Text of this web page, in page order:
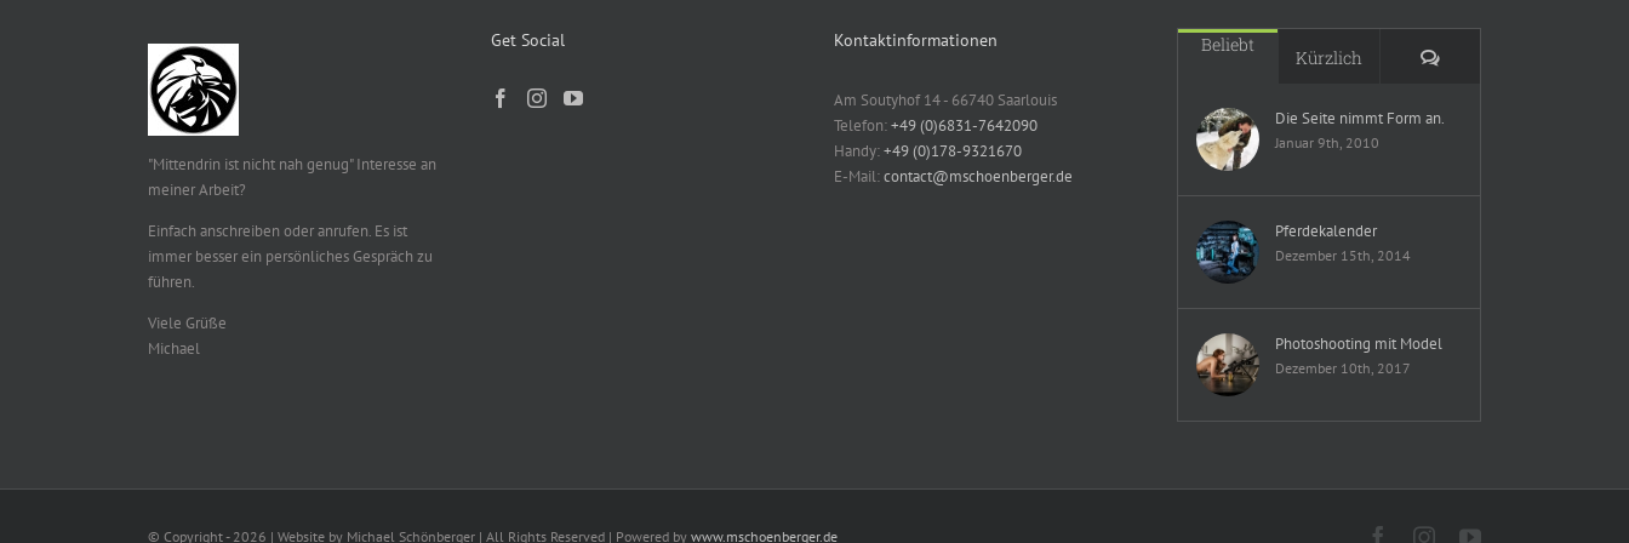
"Mittendrin ist nicht nah genug" Interesse an
meiner Arbeit?
Einfach anschreiben oder anrufen. Es ist
immer besser ein persönliches Gespräch zu
führen.
Viele Grüße
Michael
Get Social Kontaktinformationen
Am Soutyhof 14 - 66740 Saarlouis
Telefon:+49 (0)6831-7642090
Handy:+49 (0)178-9321670
E-Mail:contact@mschoenberger.de
Beliebt
Kürzlich Kommentare
Die Seite nimmt Form an.
Januar 9th, 2010
Pferdekalender
Dezember 15th, 2014
Photoshooting mit Model
Dezember 10th, 2017
© Copyright - 2026 | Website by Michael Schönberger | All Rights Reserved | Powered by www.mschoenberger.de FacebookInstagramYouTube